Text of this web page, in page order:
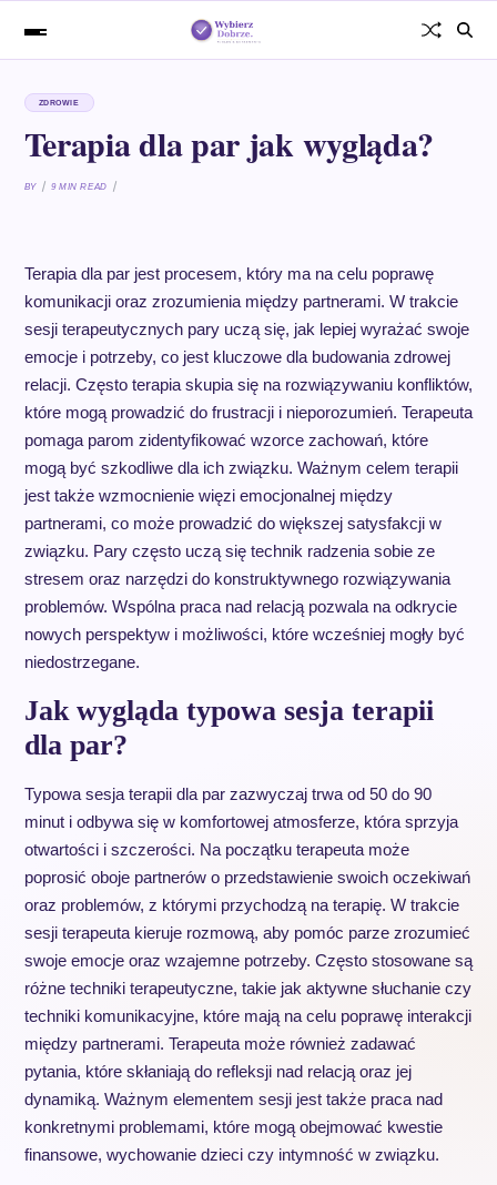
ZDROWIE
Terapia dla par jak wygląda?
BY 9 MIN READ
Terapia dla par jest procesem, który ma na celu poprawę
komunikacji oraz zrozumienia między partnerami. W trakcie
sesji terapeutycznych pary uczą się, jak lepiej wyrażać swoje
emocje i potrzeby, co jest kluczowe dla budowania zdrowej
relacji. Często terapia skupia się na rozwiązywaniu konfliktów,
które mogą prowadzić do frustracji i nieporozumień. Terapeuta
pomaga parom zidentyfikować wzorce zachowań, które
mogą być szkodliwe dla ich związku. Ważnym celem terapii
jest także wzmocnienie więzi emocjonalnej między
partnerami, co może prowadzić do większej satysfakcji w
związku. Pary często uczą się technik radzenia sobie ze
stresem oraz narzędzi do konstruktywnego rozwiązywania
problemów. Wspólna praca nad relacją pozwala na odkrycie
nowych perspektyw i możliwości, które wcześniej mogły być
niedostrzegane.
Jak wygląda typowa sesja terapii
dla par?
Typowa sesja terapii dla par zazwyczaj trwa od 50 do 90
minut i odbywa się w komfortowej atmosferze, która sprzyja
otwartości i szczerości. Na początku terapeuta może
poprosić oboje partnerów o przedstawienie swoich oczekiwań
oraz problemów, z którymi przychodzą na terapię. W trakcie
sesji terapeuta kieruje rozmową, aby pomóc parze zrozumieć
swoje emocje oraz wzajemne potrzeby. Często stosowane są
różne techniki terapeutyczne, takie jak aktywne słuchanie czy
techniki komunikacyjne, które mają na celu poprawę interakcji
między partnerami. Terapeuta może również zadawać
pytania, które skłaniają do refleksji nad relacją oraz jej
dynamiką. Ważnym elementem sesji jest także praca nad
konkretnymi problemami, które mogą obejmować kwestie
finansowe, wychowanie dzieci czy intymność w związku.